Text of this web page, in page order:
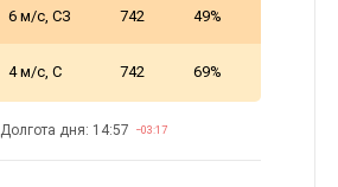
6 м/с, СЗ 742 49%
4 м/с, С 742 69%
Долгота дня: 14:57 −03:17